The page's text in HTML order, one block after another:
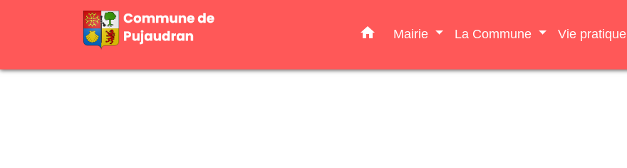
home Mairie La Commune Vie pratique